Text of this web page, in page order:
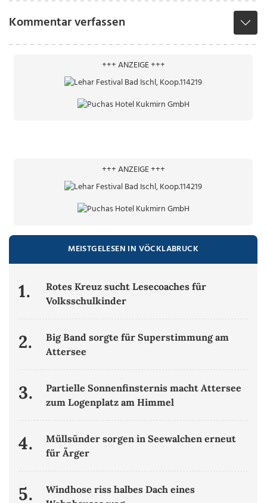
Kommentar verfassen
+++ ANZEIGE +++
+++ ANZEIGE +++
MEISTGELESEN IN VÖCKLABRUCK
1.
Rotes Kreuz sucht Lesecoaches für
Volksschulkinder
2.
Big Band sorgte für Superstimmung am
Attersee
3.
Partielle Sonnenfinsternis macht Attersee
zum Logenplatz am Himmel
4.
Müllsünder sorgen in Seewalchen erneut
für Ärger
5.
Windhose riss halbes Dach eines